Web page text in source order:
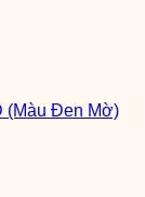
(Màu Đen Mờ)